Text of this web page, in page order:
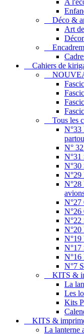
A
Déco &
Art
Cahiers de
Tous les
N°33
N°
N°31
N°30
N°29
N°28
N°27
N°26
N°22
N°20
N°19
N°17
N°16
N°7
KITS &
La
Les
Kits
KITS &
La lanterne